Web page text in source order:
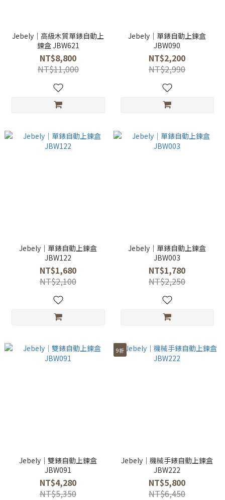
Jebely｜高級木質單錶自動上
鍊盒 JBW621
NT$8,800
NT$11,000
Jebely｜單錶自動上鍊盒
JBW090
NT$2,200
NT$2,990
Jebely｜單錶自動上鍊盒
JBW122
NT$1,680
NT$2,100
Jebely｜單錶自動上鍊盒
JBW003
NT$1,780
NT$2,250
Jebely｜雙錶自動上鍊盒
JBW091
NT$4,280
NT$5,350
9折
Jebely｜機械手錶自動上鍊盒
JBW222
NT$5,800
NT$6,450